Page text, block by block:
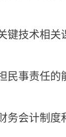
键技术相关
民事责任
务会计制